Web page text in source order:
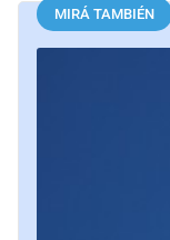
MIRÁ TAMBIÉN